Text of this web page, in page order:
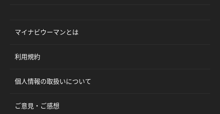
マイナビウーマンとは
利用規約
個人情報の取扱いについて
ご意見・ご感想